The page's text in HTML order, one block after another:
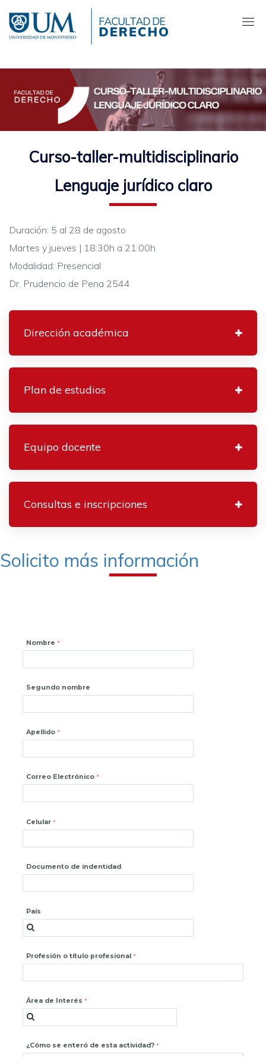
contenido
principal
Curso-taller-multidisciplinario
Lenguaje jurídico claro
Duración: 5 al 28 de agosto
Martes y jueves | 18:30h a 21:00h
Modalidad: Presencial
Dr. Prudencio de Pena 2544
Dirección académica
Plan de estudios
Equipo docente
Consultas e inscripciones
Solicito más información
Nombre
Segundo nombre
Apellido
Correo Electrónico
Celular
Documento de indentidad
País
Profesión o título profesional
Área de Interés
¿Cómo se enteró de esta actividad?